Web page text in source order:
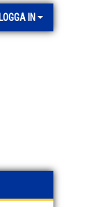
LOGGA IN